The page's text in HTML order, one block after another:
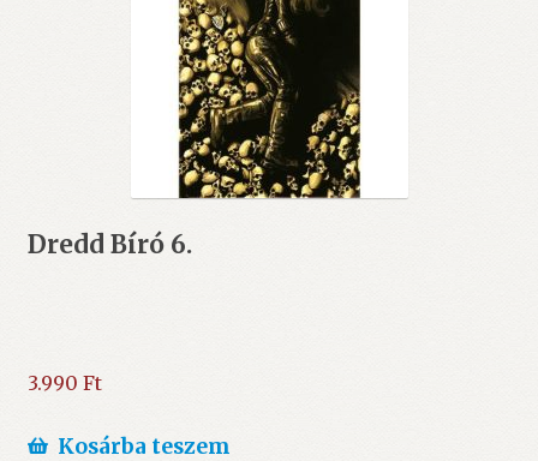
Dredd Bíró 6.
3.990 Ft
Kosárba teszem